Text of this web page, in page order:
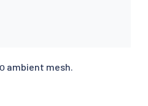
ambient mesh.